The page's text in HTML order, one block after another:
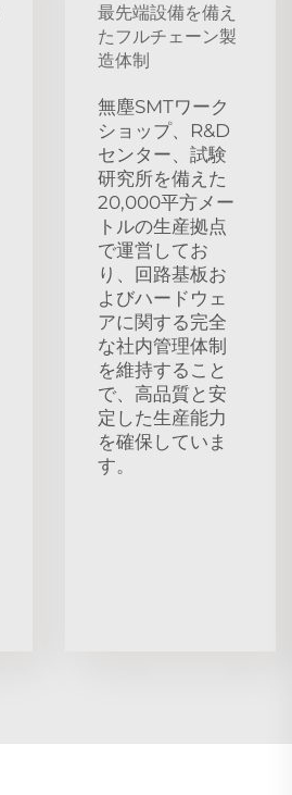
最先端設備を備え
たフルチェーン製
造体制
無塵SMTワーク
ショップ、R&D
センター、試験
研究所を備えた
20,000平方メー
トルの生産拠点
で運営してお
り、回路基板お
よびハードウェ
アに関する完全
な社内管理体制
を維持すること
で、高品質と安
定した生産能力
を確保していま
す。